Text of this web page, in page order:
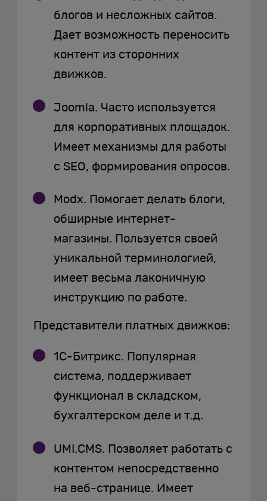
блогов и несложных сайтов.
Дает возможность переносить
контент из сторонних
движков.
Joomla. Часто используется
для корпоративных площадок.
Имеет механизмы для работы
с SEO, формирования опросов.
Modx. Помогает делать блоги,
обширные интернет-
магазины. Пользуется своей
уникальной терминологией,
имеет весьма лаконичную
инструкцию по работе.
Представители платных движков:
1C-Битрикс. Популярная
система, поддерживает
функционал в складском,
бухгалтерском деле и т.д.
UMI.CMS. Позволяет работать с
контентом непосредственно
на веб-странице. Имеет